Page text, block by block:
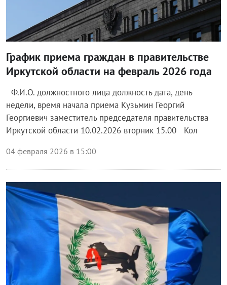
График приема граждан в правительстве
Иркутской области на февраль 2026 года
Ф.И.О. должностного лица должность дата, день
недели, время начала приема Кузьмин Георгий
Георгиевич заместитель председателя правительства
Иркутской области 10.02.2026 вторник 15.00 Кол
04 февраля 2026 в 15:00
Власть